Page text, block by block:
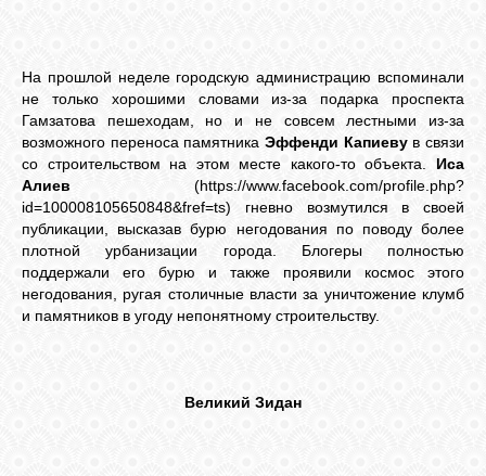
На прошлой неделе городскую администрацию вспоминали
не только хорошими словами из-за подарка проспекта
Гамзатова пешеходам, но и не совсем лестными из-за
возможного переноса памятника Эффенди Капиевув связи
со строительством на этом месте какого-то объекта. Иса
Алиев (https://www.facebook.com/profile.php?
id=100008105650848&fref=ts) гневно возмутился в своей
публикации, высказав бурю негодования по поводу более
плотной урбанизации города. Блогеры полностью
поддержали его бурю и также проявили космос этого
негодования, ругая столичные власти за уничтожение клумб
и памятников в угоду непонятному строительству.
Великий Зидан